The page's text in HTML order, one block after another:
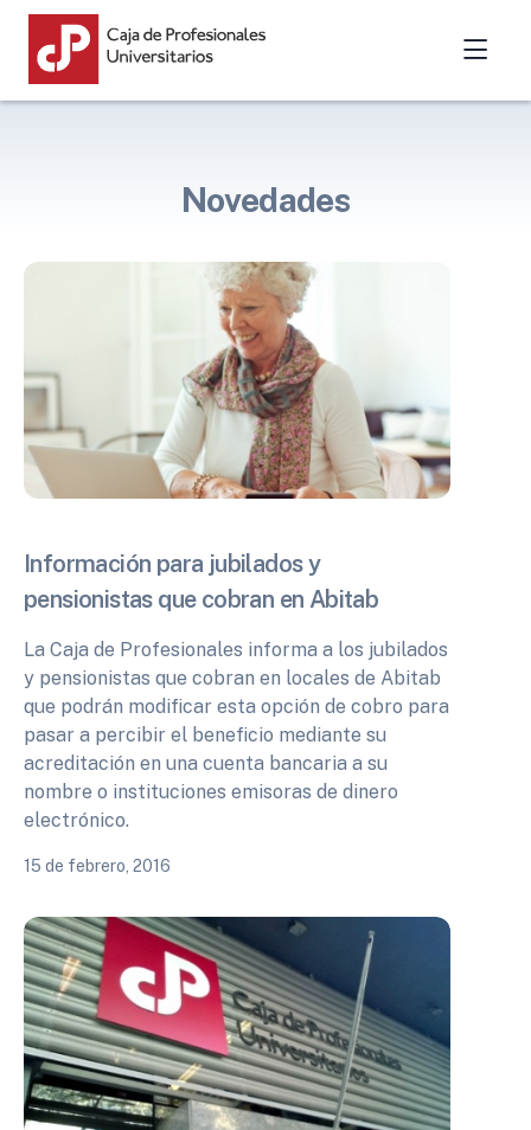
Novedades
Información para jubilados y
pensionistas que cobran en Abitab
La Caja de Profesionales informa a los jubilados
y pensionistas que cobran en locales de Abitab
que podrán modificar esta opción de cobro para
pasar a percibir el beneficio mediante su
acreditación en una cuenta bancaria a su
nombre o instituciones emisoras de dinero
electrónico.
15 de febrero, 2016